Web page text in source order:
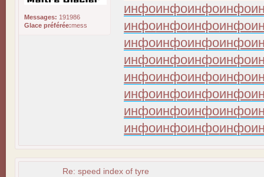
Messages: 191986
Glace préférée:mess
инфоинфоинфоинфо
инфоинфоинфоинфо
инфоинфоинфоинфо
инфоинфоинфоинфо
инфоинфоинфоинфо
инфоинфоинфоинфо
инфоинфоинфоинфо
инфоинфоинфоинфо
Re: speed index of tyre